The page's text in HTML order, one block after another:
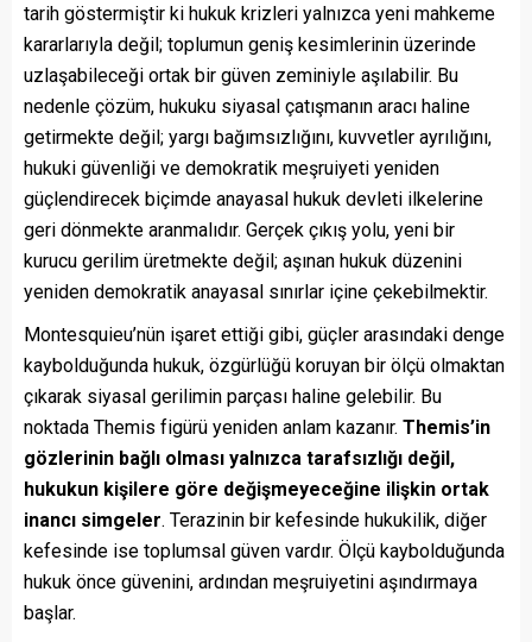
tarih göstermiştir ki hukuk krizleri yalnızca yeni mahkeme
kararlarıyla değil; toplumun geniş kesimlerinin üzerinde
uzlaşabileceği ortak bir güven zeminiyle aşılabilir. Bu
nedenle çözüm, hukuku siyasal çatışmanın aracı haline
getirmekte değil; yargı bağımsızlığını, kuvvetler ayrılığını,
hukuki güvenliği ve demokratik meşruiyeti yeniden
güçlendirecek biçimde anayasal hukuk devleti ilkelerine
geri dönmekte aranmalıdır. Gerçek çıkış yolu, yeni bir
kurucu gerilim üretmekte değil; aşınan hukuk düzenini
yeniden demokratik anayasal sınırlar içine çekebilmektir.
Montesquieu’nün işaret ettiği gibi, güçler arasındaki denge
kaybolduğunda hukuk, özgürlüğü koruyan bir ölçü olmaktan
çıkarak siyasal gerilimin parçası haline gelebilir. Bu
noktada Themis figürü yeniden anlam kazanır. Themis’in
gözlerinin bağlı olması yalnızca tarafsızlığı değil,
hukukun kişilere göre değişmeyeceğine ilişkin ortak
inancı simgeler. Terazinin bir kefesinde hukukilik, diğer
kefesinde ise toplumsal güven vardır. Ölçü kaybolduğunda
hukuk önce güvenini, ardından meşruiyetini aşındırmaya
başlar.